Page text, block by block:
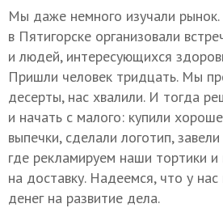
Мы даже немного изучали рынок.
в Пятигорске организовали
и людей, интересующихся
Пришли человек тридцать. Мы
десерты, нас хвалили. И тогда
и начать с малого: купили
выпечки, сделали логотип,
где рекламируем наши тортики
на доставку. Надеемся, что у
денег на развитие дела.